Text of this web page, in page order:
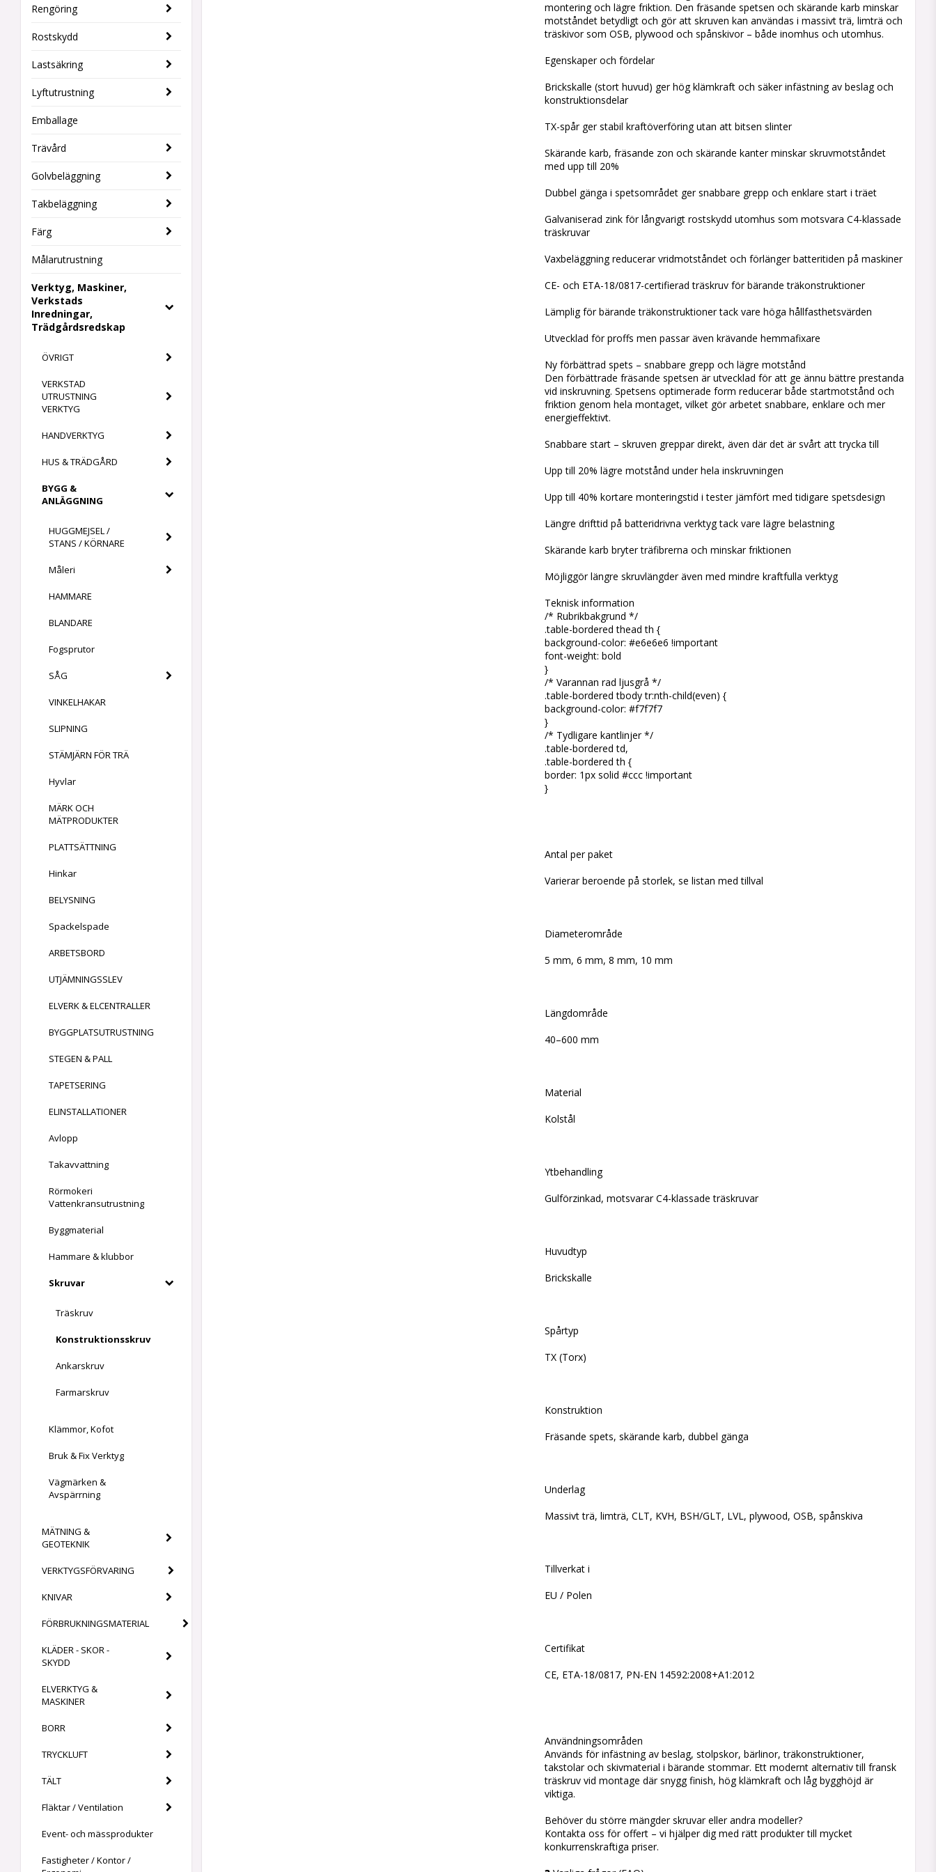
Rengöring
Rostskydd
Lastsäkring
Lyftutrustning
Emballage
Trävård
Golvbeläggning
Takbeläggning
Färg
Målarutrustning
Verktyg, Maskiner,
Verkstads
Inredningar,
Trädgårdsredskap
ÖVRIGT
VERKSTAD
UTRUSTNING
VERKTYG
HANDVERKTYG
HUS & TRÄDGÅRD
BYGG &
ANLÄGGNING
HUGGMEJSEL /
STANS / KÖRNARE
Måleri
HAMMARE
BLANDARE
Fogsprutor
SÅG
VINKELHAKAR
SLIPNING
STÄMJÄRN FÖR TRÄ
Hyvlar
MÄRK OCH
MÄTPRODUKTER
PLATTSÄTTNING
Hinkar
BELYSNING
Spackelspade
ARBETSBORD
UTJÄMNINGSSLEV
ELVERK & ELCENTRALLER
BYGGPLATSUTRUSTNING
STEGEN & PALL
TAPETSERING
ELINSTALLATIONER
Avlopp
Takavvattning
Rörmokeri
Vattenkransutrustning
Byggmaterial
Hammare & klubbor
Skruvar
Träskruv
Konstruktionsskruv
Ankarskruv
Farmarskruv
Klämmor, Kofot
Bruk & Fix Verktyg
Vägmärken &
Avspärrning
MÄTNING &
GEOTEKNIK
VERKTYGSFÖRVARING
KNIVAR
FÖRBRUKNINGSMATERIAL
KLÄDER - SKOR -
SKYDD
ELVERKTYG &
MASKINER
BORR
TRYCKLUFT
TÄLT
Fläktar / Ventilation
Event- och mässprodukter
Fastigheter / Kontor /